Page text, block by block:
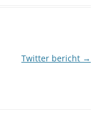
Twitter bericht →